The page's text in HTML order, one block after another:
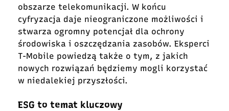
obszarze telekomunikacji. W końcu
cyfryzacja daje nieograniczone możliwości i
stwarza ogromny potencjał dla ochrony
środowiska i oszczędzania zasobów. Eksperci
T-Mobile powiedzą także o tym, z jakich
nowych rozwiązań będziemy mogli korzystać
w niedalekiej przyszłości.
ESG to temat kluczowy